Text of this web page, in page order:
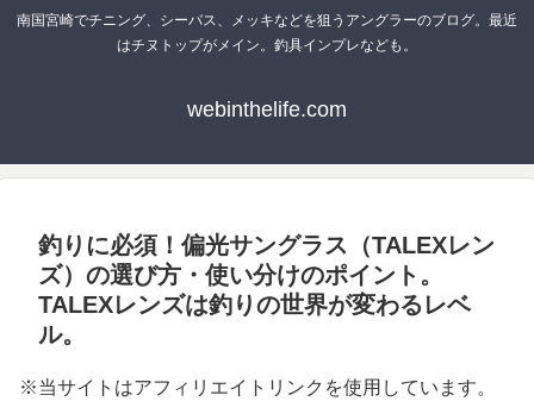
南国宮崎でチニング、シーバス、メッキなどを狙うアングラーのブログ。最近
はチヌトップがメイン。釣具インプレなども。
webinthelife.com
釣りに必須！偏光サングラス（TALEXレン
ズ）の選び方・使い分けのポイント。
TALEXレンズは釣りの世界が変わるレベ
ル。
※当サイトはアフィリエイトリンクを使用しています。